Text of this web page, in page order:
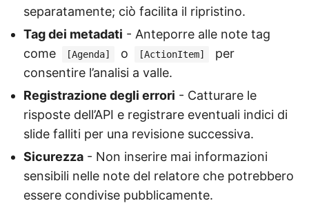
separatamente; ciò facilita il ripristino.
Tag dei metadati - Anteporre alle note tag
come
[Agenda] o [ActionItem]
per
consentire l’analisi a valle.
Registrazione degli errori - Catturare le
risposte dell’API e registrare eventuali indici di
slide falliti per una revisione successiva.
Sicurezza - Non inserire mai informazioni
sensibili nelle note del relatore che potrebbero
essere condivise pubblicamente.